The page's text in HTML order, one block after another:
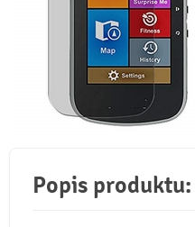
Popis produktu: